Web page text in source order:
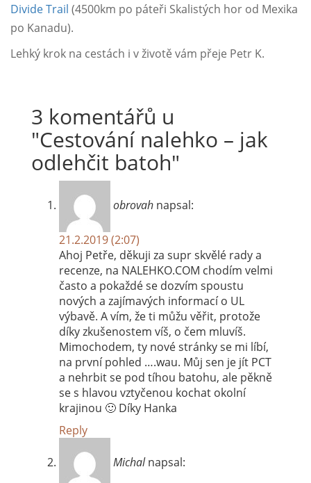
Divide Trail (4500km po páteři Skalistých hor od Mexika
po Kanadu).
Lehký krok na cestách i v životě vám přeje Petr K.
3 komentářů u
"Cestování nalehko – jak
odlehčit batoh"
obrovah napsal:
21.2.2019 (2:07)
Ahoj Petře, děkuji za supr skvělé rady a
recenze, na NALEHKO.COM chodím velmi
často a pokaždé se dozvím spoustu
nových a zajímavých informací o UL
výbavě. A vím, že ti můžu věřit, protože
díky zkušenostem víš, o čem mluvíš.
Mimochodem, ty nové stránky se mi líbí,
na první pohled ….wau. Můj sen je jít PCT
a nehrbit se pod tíhou batohu, ale pěkně
se s hlavou vztyčenou kochat okolní
krajinou 🙂 Díky Hanka
Reply
Michal napsal: